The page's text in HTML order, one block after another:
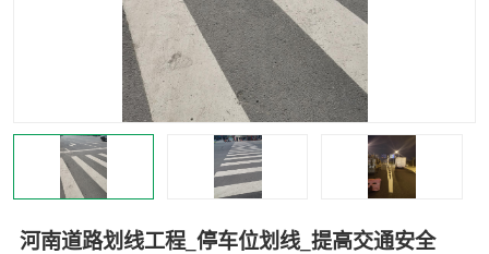
河南道路划线工程_停车位划线_提高交通安全